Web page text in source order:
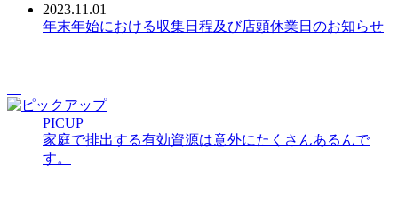
2023.11.01
年末年始における収集日程及び店頭休業日のお知らせ
PICUP
家庭で排出する有効資源は意外にたくさんあるんで
す。